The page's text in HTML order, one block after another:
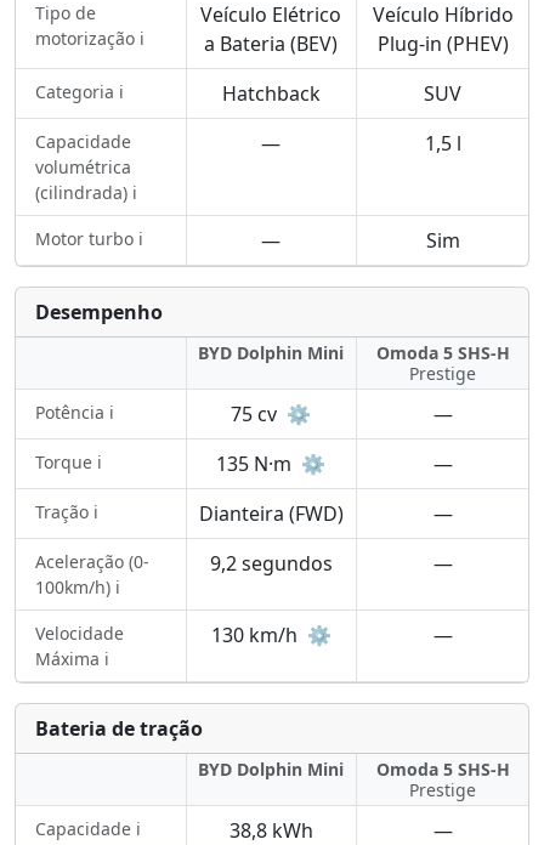
Tipo de
motorização ℹ️
Veículo Elétrico
a Bateria (BEV)
Veículo Híbrido
Plug-in (PHEV)
Categoria ℹ️ Hatchback SUV
Capacidade
volumétrica
(cilindrada) ℹ️
— 1,5 l
Motor turbo ℹ️ — Sim
Desempenho
BYD Dolphin Mini
Omoda 5 SHS-H
Prestige
Potência ℹ️
75 cv ⚙️ —
Torque ℹ️ 135 N·m ⚙️ —
Tração ℹ️ Dianteira (FWD) —
Aceleração (0-
100km/h) ℹ️
9,2 segundos —
Velocidade
Máxima ℹ️
130 km/h ⚙️ —
Bateria de tração
BYD Dolphin Mini
Omoda 5 SHS-H
Prestige
Capacidade ℹ️
38,8 kWh —